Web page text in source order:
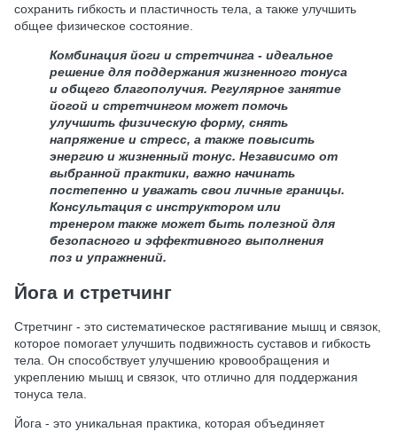
сохранить гибкость и пластичность тела, а также улучшить
общее физическое состояние.
Комбинация йоги и стретчинга - идеальное
решение для поддержания жизненного тонуса
и общего благополучия. Регулярное занятие
йогой и стретчингом может помочь
улучшить физическую форму, снять
напряжение и стресс, а также повысить
энергию и жизненный тонус. Независимо от
выбранной практики, важно начинать
постепенно и уважать свои личные границы.
Консультация с инструктором или
тренером также может быть полезной для
безопасного и эффективного выполнения
поз и упражнений.
Йога и стретчинг
Стретчинг - это систематическое растягивание мышц и связок,
которое помогает улучшить подвижность суставов и гибкость
тела. Он способствует улучшению кровообращения и
укреплению мышц и связок, что отлично для поддержания
тонуса тела.
Йога - это уникальная практика, которая объединяет